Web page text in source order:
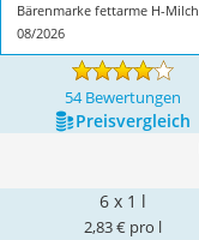
Bärenmarke fettarme H-Milch
08/2026
54 Bewertungen
Preis­vergleich
6 x 1 l
2,83 € pro l